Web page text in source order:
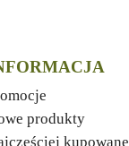
produkty
kupowane